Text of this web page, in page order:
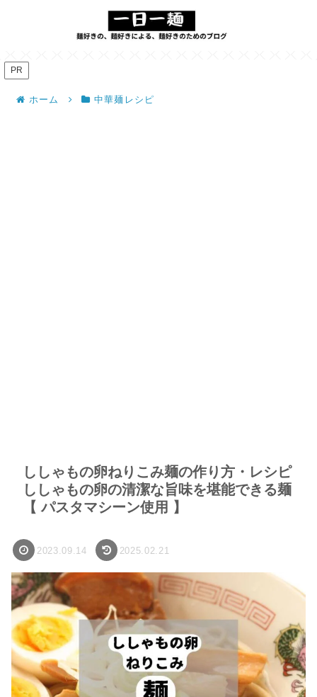
PR
ホーム 中華麺レシピ
ししゃもの卵ねりこみ麺の作り方・レシピ
ししゃもの卵の清潔な旨味を堪能できる麺
【 パスタマシーン使用 】
2023.09.14 2025.02.21